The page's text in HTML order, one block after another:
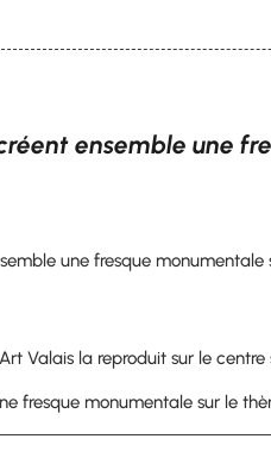
ensemble une
une fresque monumentale
Valais la reproduit sur le
fresque monumentale sur le